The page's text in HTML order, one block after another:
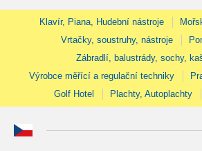
Klavír, Piana, Hudební nástroje
Vrtačky, soustruhy, nástroje
Zábradlí, balustrády, sochy,
Výrobce měřící a regulační techniky
Golf Hotel
Plachty, Autoplachty